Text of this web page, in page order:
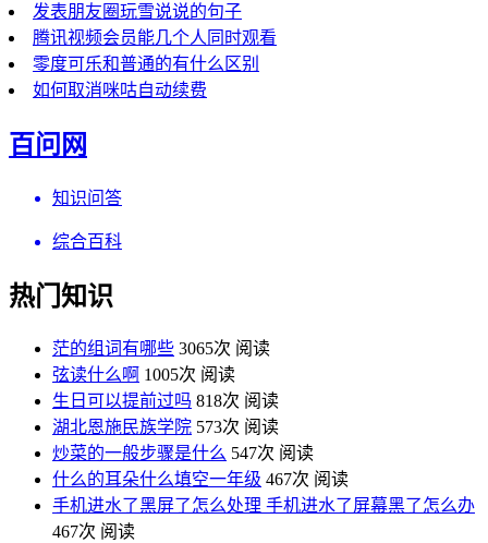
发表朋友圈玩雪说说的句子
腾讯视频会员能几个人同时观看
零度可乐和普通的有什么区别
如何取消咪咕自动续费
百问网
知识问答
综合百科
热门知识
茫的组词有哪些 3065次 阅读
弦读什么啊 1005次 阅读
生日可以提前过吗 818次 阅读
湖北恩施民族学院 573次 阅读
炒菜的一般步骤是什么 547次 阅读
什么的耳朵什么填空一年级 467次 阅读
手机进水了黑屏了怎么处理 手机进水了屏幕黑了怎么办
467次 阅读